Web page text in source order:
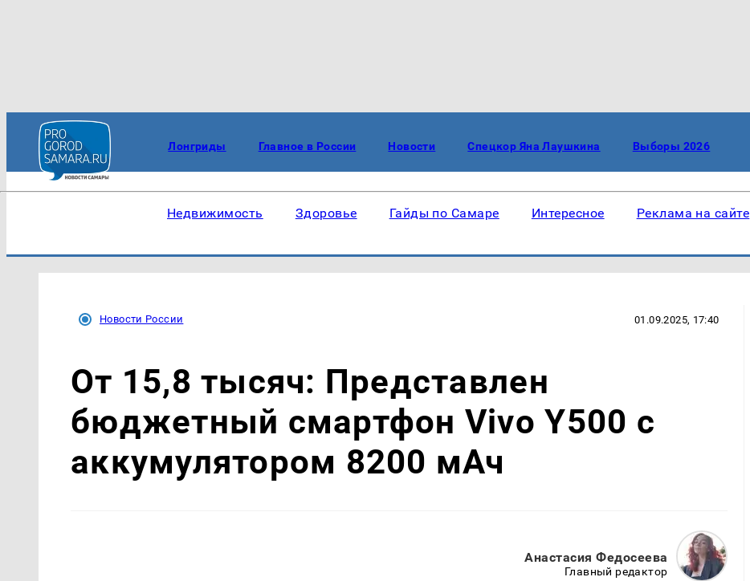
Лонгриды Главное в России Новости Спецкор Яна Лаушкина Выборы 2026
Недвижимость Здоровье Гайды по Самаре Интересное Реклама на сайте
Новости России 01.09.2025, 17:40
От 15,8 тысяч: Представлен
бюджетный смартфон Vivo Y500 с
аккумулятором 8200 мАч
Анастасия Федосеева
Главный редактор